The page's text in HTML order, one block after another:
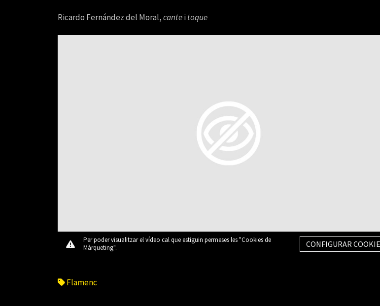
Ricardo Fernández del Moral,canteitoque
Per poder visualitzar el vídeo cal que estiguin permeses les "Cookies de
Màrqueting".
CONFIGURAR
Flamenc